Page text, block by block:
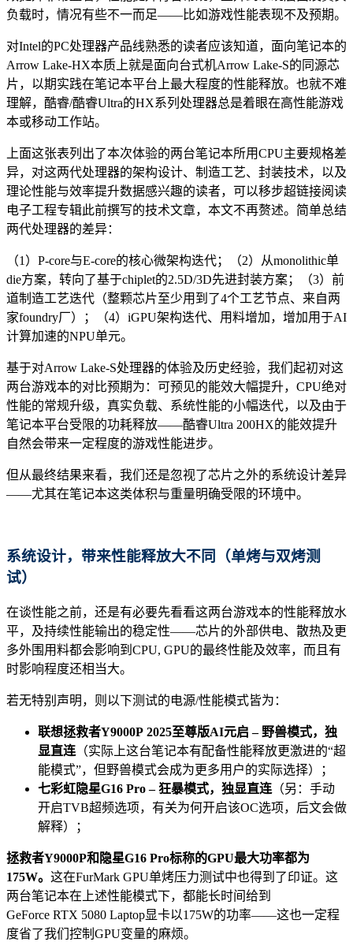
负载时，情况有些不一而足——比如游戏性能表现不及预期。
对Intel的PC处理器产品线熟悉的读者应该知道，面向笔记本的
Arrow Lake-HX本质上就是面向台式机Arrow Lake-S的同源芯
片，以期实践在笔记本平台上最大程度的性能释放。也就不难
理解，酷睿/酷睿Ultra的HX系列处理器总是着眼在高性能游戏
本或移动工作站。
上面这张表列出了本次体验的两台笔记本所用CPU主要规格差
异，对这两代处理器的架构设计、制造工艺、封装技术，以及
理论性能与效率提升数据感兴趣的读者，可以移步超链接阅读
电子工程专辑此前撰写的技术文章，本文不再赘述。简单总结
两代处理器的差异：
（1）P-core与E-core的核心微架构迭代；（2）从monolithic单
die方案，转向了基于chiplet的2.5D/3D先进封装方案；（3）前
道制造工艺迭代（整颗芯片至少用到了4个工艺节点、来自两
家foundry厂）；（4）iGPU架构迭代、用料增加，增加用于AI
计算加速的NPU单元。
基于对Arrow Lake-S处理器的体验及历史经验，我们起初对这
两台游戏本的对比预期为：可预见的能效大幅提升，CPU绝对
性能的常规升级，真实负载、系统性能的小幅迭代，以及由于
笔记本平台受限的功耗释放——酷睿Ultra 200HX的能效提升
自然会带来一定程度的游戏性能进步。
但从最终结果来看，我们还是忽视了芯片之外的系统设计差异
——尤其在笔记本这类体积与重量明确受限的环境中。
系统设计，带来性能释放大不同（单烤与双烤测
试）
在谈性能之前，还是有必要先看看这两台游戏本的性能释放水
平，及持续性能输出的稳定性——芯片的外部供电、散热及更
多外围用料都会影响到CPU, GPU的最终性能及效率，而且有
时影响程度还相当大。
若无特别声明，则以下测试的电源/性能模式皆为：
联想拯救者Y9000P 2025至尊版AI元启–野兽模式，独
显直连 （实际上这台笔记本有配备性能释放更激进的“超
能模式”，但野兽模式会成为更多用户的实际选择）；
七彩虹隐星G16 Pro–狂暴模式，独显直连 （另：手动
开启TVB超频选项，有关为何开启该OC选项，后文会做
解释）；
拯救者Y9000P和隐星G16 Pro标称的GPU最大功率都为
175W。 这在FurMark GPU单烤压力测试中也得到了印证。这
两台笔记本在上述性能模式下，都能长时间给到
GeForce RTX 5080 Laptop显卡以175W的功率——这也一定程
度省了我们控制GPU变量的麻烦。